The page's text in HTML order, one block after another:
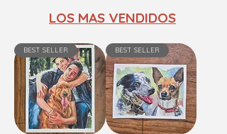
LOS MAS VENDIDOS
BEST SELLER BEST SELLER